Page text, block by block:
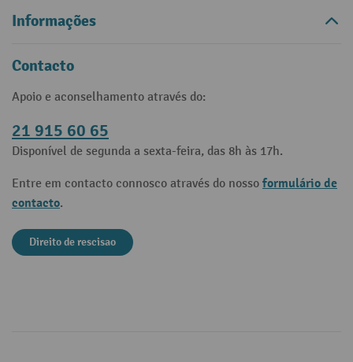
Informações
Contacto
Apoio e aconselhamento através do:
21 915 60 65
Disponível de segunda a sexta-feira, das 8h às 17h.
Entre em contacto connosco através do nosso formulário de
contacto.
Direito de rescisao